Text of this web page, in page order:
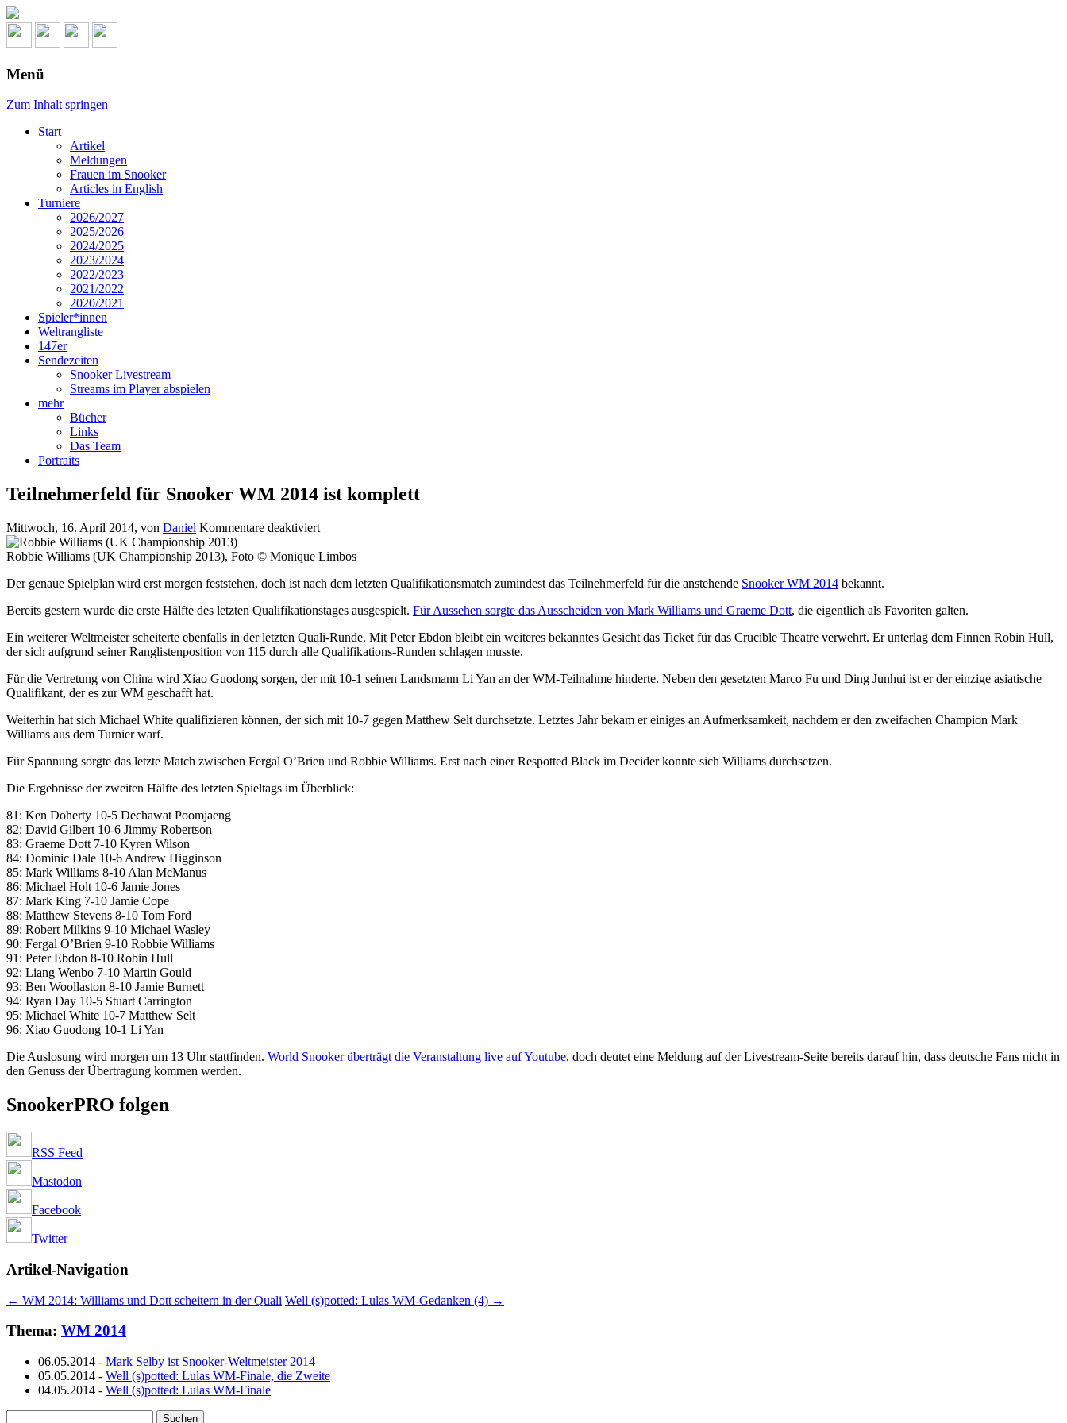
Menü
Zum Inhalt springen
Start
Artikel
Meldungen
Frauen im Snooker
Articles in English
Turniere
2026/2027
2025/2026
2024/2025
2023/2024
2022/2023
2021/2022
2020/2021
Spieler*innen
Weltrangliste
147er
Sendezeiten
Snooker Livestream
Streams im Player abspielen
mehr
Bücher
Links
Das Team
Portraits
Teilnehmerfeld für Snooker WM 2014 ist komplett
Mittwoch, 16. April 2014, von Daniel Kommentare deaktiviertfür
für
WM
ist
Robbie Williams (UK Championship 2013), Foto © Monique Limbos
Der genaue Spielplan wird erst morgen feststehen, doch ist nach dem letzten Qualifikationsmatch zumindest das Teilnehmerfeld für die anstehende Snooker WM 2014 bekannt.
Bereits gestern wurde die erste Hälfte des letzten Qualifikationstages ausgespielt. Für Aussehen sorgte das Ausscheiden von Mark Williams und Graeme Dott, die eigentlich als Favoriten galten.
Ein weiterer Weltmeister scheiterte ebenfalls in der letzten Quali-Runde. Mit Peter Ebdon bleibt ein weiteres bekanntes Gesicht das Ticket für das Crucible Theatre verwehrt. Er unterlag dem Finnen Robin Hull,
der sich aufgrund seiner Ranglistenposition von 115 durch alle Qualifikations-Runden schlagen musste.
Für die Vertretung von China wird Xiao Guodong sorgen, der mit 10-1 seinen Landsmann Li Yan an der WM-Teilnahme hinderte. Neben den gesetzten Marco Fu und Ding Junhui ist er der einzige asiatische
Qualifikant, der es zur WM geschafft hat.
Weiterhin hat sich Michael White qualifizieren können, der sich mit 10-7 gegen Matthew Selt durchsetzte. Letztes Jahr bekam er einiges an Aufmerksamkeit, nachdem er den zweifachen Champion Mark
Williams aus dem Turnier warf.
Für Spannung sorgte das letzte Match zwischen Fergal O’Brien und Robbie Williams. Erst nach einer Respotted Black im Decider konnte sich Williams durchsetzen.
Die Ergebnisse der zweiten Hälfte des letzten Spieltags im Überblick:
81: Ken Doherty 10-5 Dechawat Poomjaeng
82: David Gilbert 10-6 Jimmy Robertson
83: Graeme Dott 7-10 Kyren Wilson
84: Dominic Dale 10-6 Andrew Higginson
85: Mark Williams 8-10 Alan McManus
86: Michael Holt 10-6 Jamie Jones
87: Mark King 7-10 Jamie Cope
88: Matthew Stevens 8-10 Tom Ford
89: Robert Milkins 9-10 Michael Wasley
90: Fergal O’Brien 9-10 Robbie Williams
91: Peter Ebdon 8-10 Robin Hull
92: Liang Wenbo 7-10 Martin Gould
93: Ben Woollaston 8-10 Jamie Burnett
94: Ryan Day 10-5 Stuart Carrington
95: Michael White 10-7 Matthew Selt
96: Xiao Guodong 10-1 Li Yan
Die Auslosung wird morgen um 13 Uhr stattfinden. World Snooker überträgt die Veranstaltung live auf Youtube, doch deutet eine Meldung auf der Livestream-Seite bereits darauf hin, dass deutsche Fans nicht in
den Genuss der Übertragung kommen werden.
SnookerPRO folgen
RSS Feed
Mastodon
Facebook
Twitter
Artikel-Navigation
← WM 2014: Williams und Dott scheitern in der Quali Well (s)potted: Lulas WM-Gedanken (4) →
Thema: WM 2014
06.05.2014 - Mark Selby ist Snooker-Weltmeister 2014
05.05.2014 - Well (s)potted: Lulas WM-Finale, die Zweite
04.05.2014 - Well (s)potted: Lulas WM-Finale